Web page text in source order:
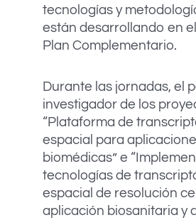
tecnologías y
están desarrollando en
Plan Complementario.
Durante las jornadas, el
investigador de los
“Plataforma de
espacial para
biomédicas” e
tecnologías de
espacial de resolución
aplicación biosanitaria y